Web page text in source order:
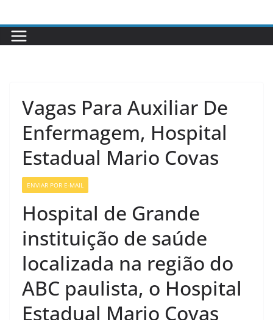
para
o
Vagas Para Auxiliar De
Enfermagem, Hospital
Estadual Mario Covas
ENVIAR POR E-MAIL
Hospital de Grande
instituição de saúde
localizada na região do
ABC paulista, o Hospital
Estadual Mario Covas